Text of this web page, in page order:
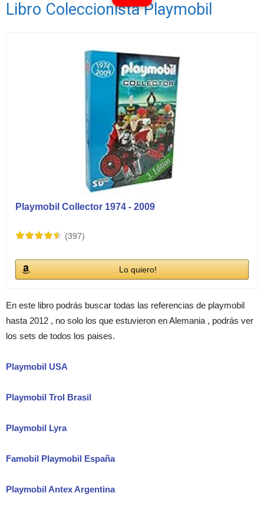
Libro Coleccionista Playmobil
Playmobil Collector 1974 - 2009
(397)
Lo quiero!
En este libro podrás buscar todas las referencias de playmobil
hasta 2012 , no solo los que estuvieron en Alemania , podrás ver
los sets de todos los paises.
Playmobil USA
Playmobil Trol Brasil
Playmobil Lyra
Famobil Playmobil España
Playmobil Antex Argentina